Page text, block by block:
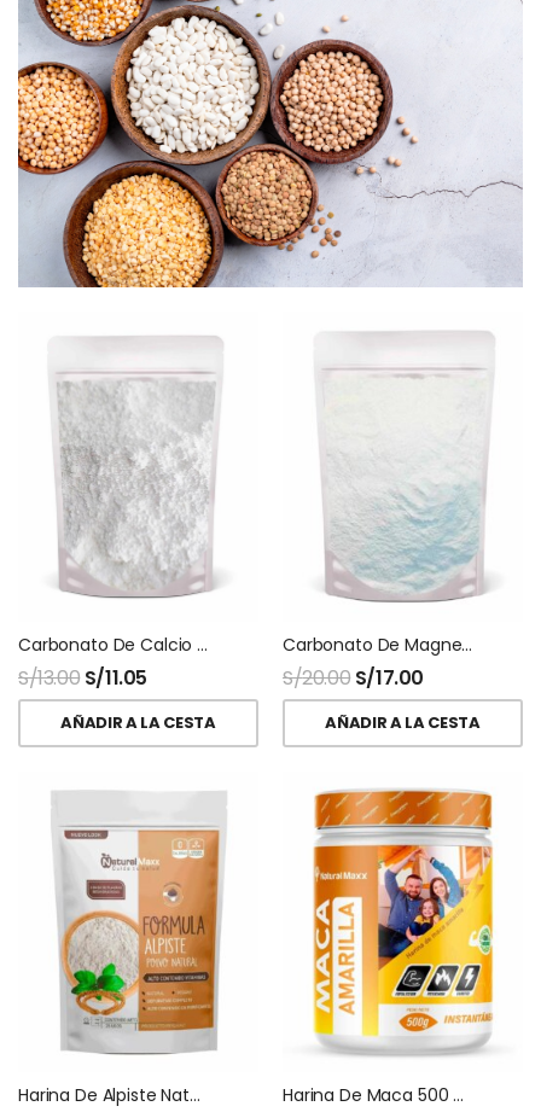
Carbonato De Calcio Polvo
S/13.00 S/11.05
AÑADIR A LA CESTA
Carbonato De Magnesio Usp Polvo
S/20.00 S/17.00
AÑADIR A LA CESTA
Harina De Alpiste Naturalmaxx Harina De Maca 500 Gr Naturalmaxx